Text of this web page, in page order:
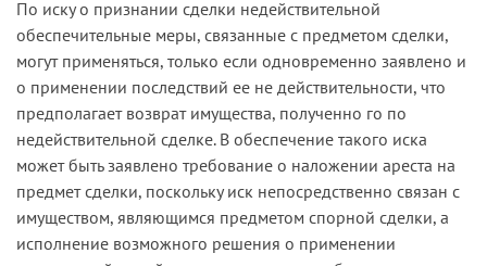
По иску о признании сделки недействительной
обеспечительные меры, связанные с предметом сделки,
могут применяться, только если одновременно заявлено и
о применении последствий ее не­ действительности, что
предполагает возврат имущества, полученно­ го по
недействительной сделке. В обеспечение такого иска
может быть заявлено требование о наложении ареста на
предмет сделки, поскольку иск непосредственно связан с
имуществом, являющимся предметом спорной сделки, а
исполнение возможного решения о применении